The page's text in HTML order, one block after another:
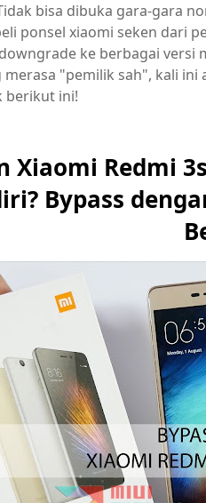
bisa dibuka gara-gara
ponsel xiaomi seken dari
ke berbagai
merasa "pemilik sah", kali
berikut ini!
Xiaomi Redmi
Bypass